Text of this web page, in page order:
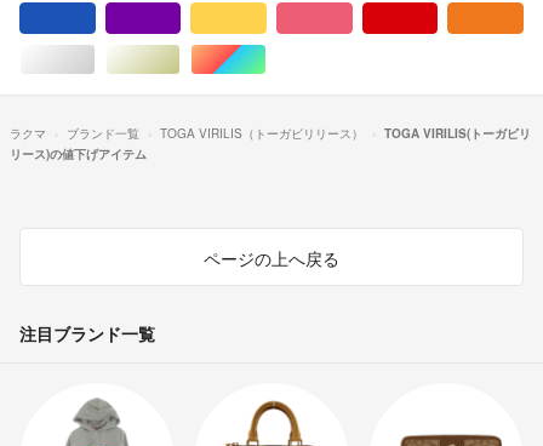
シルバー/銀色系ゴールド/金色系マルチカラー
ラクマ ブランド一覧 TOGA VIRILIS（トーガビリリース）
TOGA VIRILIS(トーガビリ
リース)の値下げアイテム
ページの上へ戻る
注目ブランド一覧